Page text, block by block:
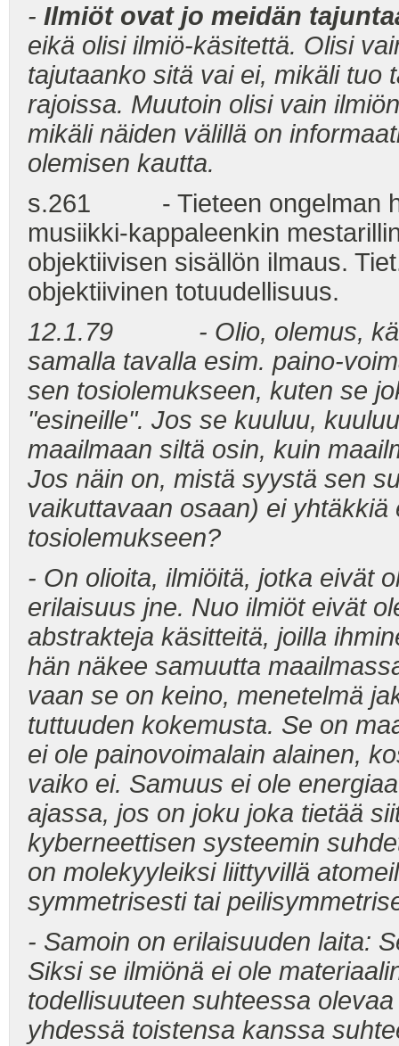
- Ilmiöt ovat jo meidän
eikä olisi ilmiö-käsitettä. Olisi
tajutaanko sitä vai ei, mikäli tuo
rajoissa. Muutoin olisi vain
mikäli näiden välillä on
olemisen kautta.
s.261 - Tieteen ongelman
musiikki-kappaleenkin
objektiivisen sisällön ilmaus.
objektiivinen totuudellisuus.
12.1.79 - Olio, olemus,
samalla tavalla esim. paino-
sen tosiolemukseen, kuten se
"esineille". Jos se kuuluu,
maailmaan siltä osin, kuin
Jos näin on, mistä syystä sen
vaikuttavaan osaan) ei
tosiolemukseen?
- On olioita, ilmiöitä, jotka eivät
erilaisuus jne. Nuo ilmiöt eivät
abstrakteja käsitteitä, joilla
hän näkee samuutta
vaan se on keino, menetelmä
tuttuuden kokemusta. Se on
ei ole painovoimalain alainen,
vaiko ei. Samuus ei ole
ajassa, jos on joku joka tietää
kyberneettisen systeemin
on molekyyleiksi liittyvillä
symmetrisesti tai
- Samoin on erilaisuuden laita:
Siksi se ilmiönä ei ole
todellisuuteen suhteessa
yhdessä toistensa kanssa